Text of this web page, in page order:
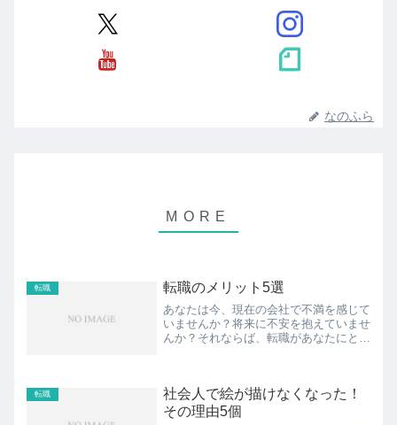
なのふら
転職 転職のメリット5選
あなたは今、現在の会社で不満を感じて
いませんか？将来に不安を抱えていませ
んか？それならば、転職があなたにとっ
長を得ることができます。本...
転職
社会人で絵が描けなくなった！
その理由5個